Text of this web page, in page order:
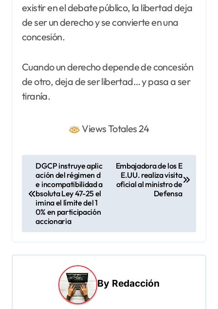
existir en el debate público, la libertad deja
de ser un derecho y se convierte en una
concesión.
Cuando un derecho depende de concesión
de otro, deja de ser libertad… y pasa a ser
tiranía.
Views Totales 24
a
c
DGCP instruye aplic
ación del régimen d
e incompatibilidad a
bsoluta Ley 47-25 el
imina el límite del 1
0% en participación
accionaria
Embajadora de los E
E.UU. realiza visita
oficial al ministro de
Defensa
By Redacción